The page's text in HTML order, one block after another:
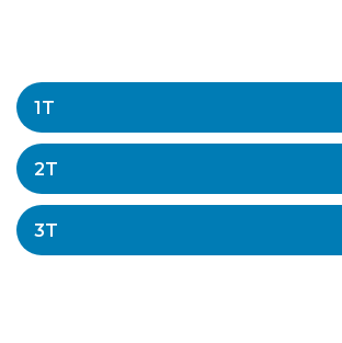
1T
2T
3T